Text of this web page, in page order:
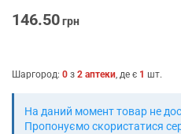
146.50грн
Шаргород: 0 з 2 аптеки, де є 1 шт.
На даний момент товар не
Пропонуємо скористатися